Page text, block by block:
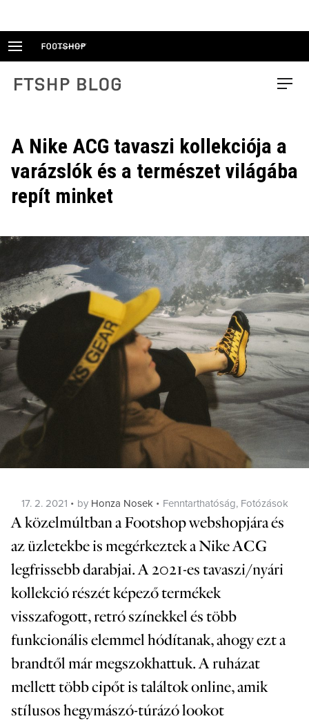
FTSHP blog Menu
A Nike ACG tavaszi kollekciója a
varázslók és a természet világába
repít minket
Posted
on
17. 2. 2021 by Honza Nosek Categories
Fenntarthatóság, Fotózások
A közelmúltban a Footshop webshopjára és
az üzletekbe is megérkeztek a Nike ACG
legfrissebb darabjai. A 2021-es tavaszi/nyári
kollekció részét képező termékek
visszafogott, retró színekkel és több
funkcionális elemmel hódítanak, ahogy ezt a
brandtől már megszokhattuk. A ruházat
mellett több cipőt is találtok online, amik
stílusos hegymászó-túrázó lookot